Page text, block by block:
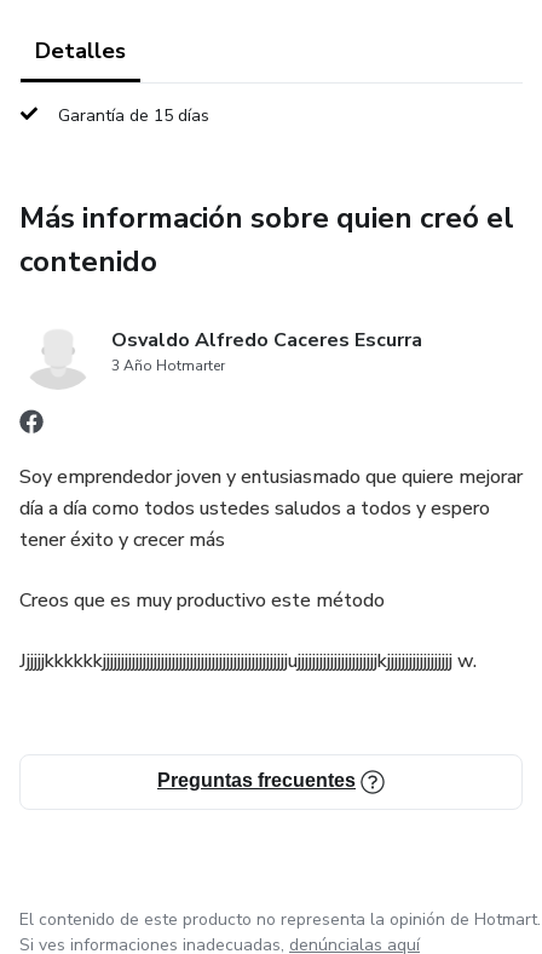
Detalles
Garantía de 15 días
Más información sobre quien creó el
contenido
Osvaldo Alfredo Caceres Escurra
3 Año Hotmarter
Soy emprendedor joven y entusiasmado que quiere mejorar
día a día como todos ustedes saludos a todos y espero
tener éxito y crecer más
Creos que es muy productivo este método
Jjjjjjkkkkkkjjjjjjjjjjjjjjjjjjjjjjjjjjjjjjjjjjjjjjjjjjjjjjjjjjjujjjjjjjjjjjjjjjjjjjjjjkjjjjjjjjjjjjjjjjjj w.
Preguntas frecuentes
El contenido de este producto no representa la opinión de Hotmart.
Si ves informaciones inadecuadas, denúncialas aquí